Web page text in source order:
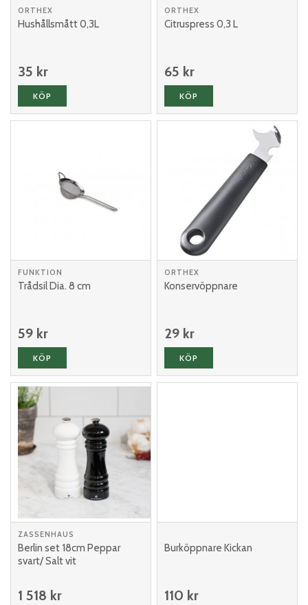
ORTHEX
Hushållsmått 0,3L
35 kr
KÖP
ORTHEX
Citruspress 0,3 L
65 kr
KÖP
FUNKTION
Trådsil Dia. 8 cm
59 kr
KÖP
ORTHEX
Konservöppnare
29 kr
KÖP
ZASSENHAUS
Berlin set 18cm Peppar
svart/ Salt vit
1 518 kr
Burköppnare Kickan
110 kr